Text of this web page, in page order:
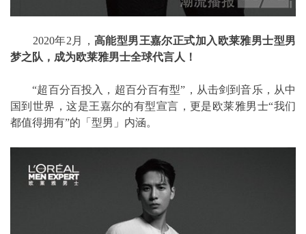
2020年2月， 高能型男王嘉尔正式加入欧莱雅男士型男
梦之队，成为欧莱雅男士全球代言人！
“超百分百投入，超百分百有型”，从击剑到音乐，从中
国到世界，这是王嘉尔的有型宣言，更是欧莱雅男士“我们
都值得拥有”的「型男」内涵。